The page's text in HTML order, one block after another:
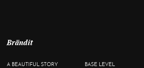
Brändit
A BEAUTIFUL STORY
BASE LEVEL